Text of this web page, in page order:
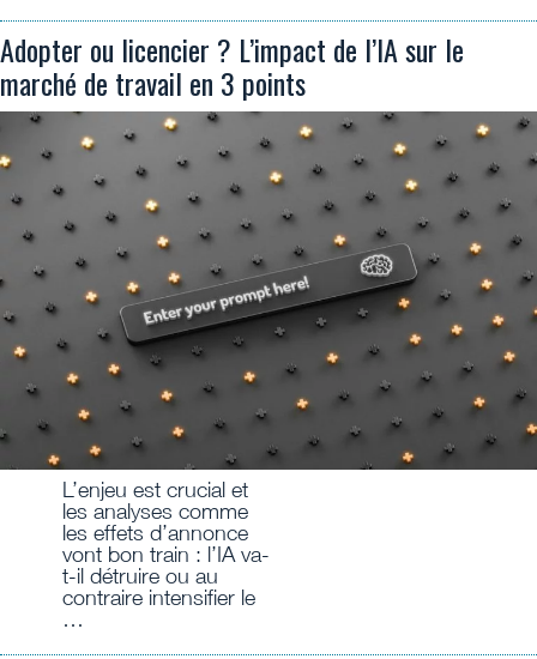
Adopter ou licencier ? L’impact de l’IA sur le
marché de travail en 3 points
L’enjeu est crucial et
les analyses comme
les effets d’annonce
vont bon train : l’IA va-
t-il détruire ou au
contraire intensifier le
…